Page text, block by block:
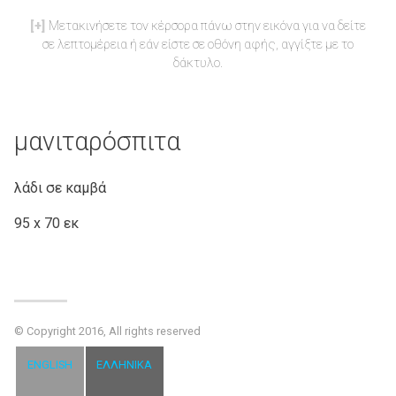
Μετακινήσετε τον κέρσορα πάνω στην εικόνα για να δείτε
σε λεπτομέρεια ή εάν είστε σε οθόνη αφής, αγγίξτε με το
δάκτυλο.
μανιταρόσπιτα
λάδι σε καμβά
95 x 70 εκ
© Copyright 2016, All rights reserved
ENGLISH ΕΛΛΗΝΙΚΆ